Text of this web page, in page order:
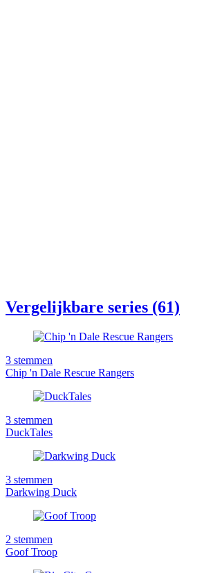
Vergelijkbare series (61)
3 stemmen
Chip 'n Dale Rescue Rangers
3 stemmen
DuckTales
3 stemmen
Darkwing Duck
2 stemmen
Goof Troop